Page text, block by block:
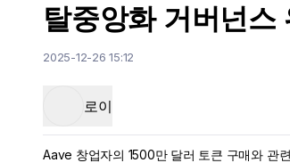
탈중앙화 거버넌스
2025-12-26 15:12
로이
Aave 창업자의 1500만 달러 토큰 구매와 관